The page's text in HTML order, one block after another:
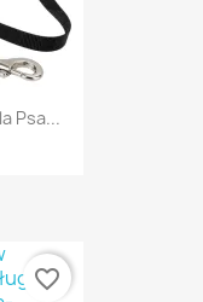
Psa...
favorite_border